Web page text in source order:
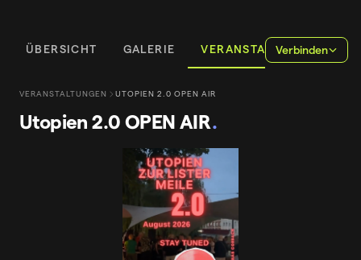
ÜBERSICHT GALERIE VERANSTALTUNGEN
Verbinden
VERANSTALTUNGEN UTOPIEN 2.0 OPEN AIR
Utopien 2.0 OPEN AIR.